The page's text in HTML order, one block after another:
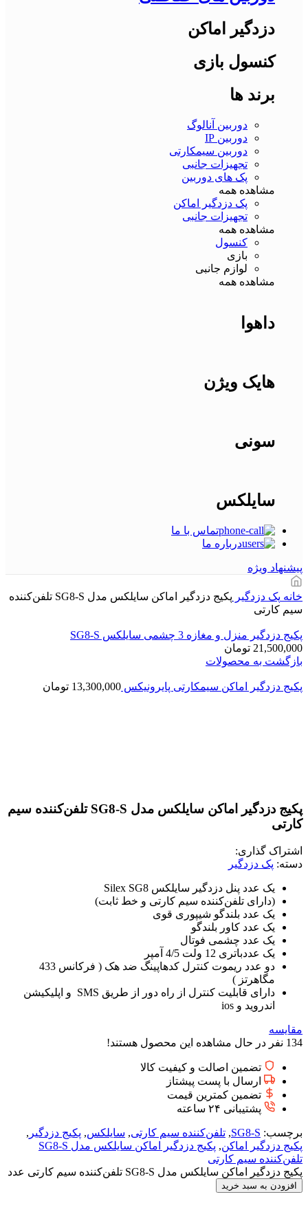
دزدگیر اماکن
کنسول بازی
برند ها
دوربین آنالوگ
دوربین IP
دوربین سیمکارتی
تجهیزات جانبی
پک های دوربین
مشاهده همه
پک دزدگیر اماکن
تجهیزات جانبی
مشاهده همه
کنسول
بازی
لوازم جانبی
مشاهده همه
داهوا
هایک ویژن
سونی
سایلکس
تماس با ما
درباره ما
پیشنهاد ویژه
خانه پک دزدگیر
پکیج دزدگیر اماکن سایلکس مدل SG8-S تلفن‌کننده
سیم کارتی
پکیج دزدگیر منزل و مغازه 3 چشمی سایلکس SG8-S
21,500,000 تومان
بازگشت به محصولات
پکیج دزدگیر اماکن سیمکارتی پایرونیکس 13,300,000 تومان
پکیج دزدگیر اماکن سایلکس مدل SG8-S تلفن‌کننده سیم
کارتی
اشتراک گذاری:
دسته: پک دزدگیر
یک عدد پنل دزدگیر سایلکس Silex SG8
(دارای تلفن‌کننده سیم کارتی و خط ثابت)
یک عدد بلندگو شیپوری قوی
یک عدد کاور بلندگو
یک عدد چشمی فوتال
یک عددباتری 12 ولت 4/5 آمپر
دو عدد ریموت کنترل کدهاپینگ ضد هک ( فرکانس 433
مگاهرتز )
دارای قابلیت کنترل از راه دور از طریق SMS و اپلیکیشن
اندروید و ios
مقایسه
134 نفر در حال مشاهده این محصول هستند!
تضمین اصالت و کیفیت کالا
ارسال با پست پیشتاز
تضمین کمترین قیمت
پشتیبانی ۲۴ ساعته
برچسب: SG8-S
, تلفن‌کننده سیم کارتی, سایلکس, پکیج دزدگیر ,
پکیج دزدگیر اماکن,
پکیج دزدگیر اماکن سایلکس مدل SG8-S
تلفن‌کننده سیم کارتی
پکیج دزدگیر اماکن سایلکس مدل SG8-S تلفن‌کننده سیم کارتی عدد
افزودن به سبد خرید